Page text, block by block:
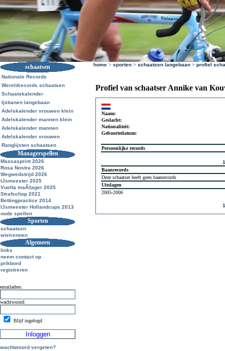
schaatsen
Nationale Records
Wereldrecords schaatsen
Schaatskalender
Ijsbanen langebaan
Adelskalender vrouwen klein
Adelskalender mannen klein
Adelskalender mannen
Adelskalender vrouwen
Ranglijsten schaatsen
Managerspellen
Massasprint 2026
Rosa Nostra 2026
Wegwedstrijd 2026
IJsmeester 2025
Vuelta maÃ±ager 2025
Strafschop 2021
Bettingpractice 2014
IJsmeester Hollandcups 2013
oude spellen
Sporten
schaatsen
wielrennen
Algemeen
links
neem contact op
prikbord
registreren
emailadres:
wachtwoord:
Blijf ingelogd
wachtwoord vergeten?
home > sporten > schaatsen langebaan > profiel
Profiel van schaatser Annike van
Naam:
Geslacht:
Nationaliteit:
Geboortedatum:
Persoonlijke records
Baanrecords
Deze schaatser heeft geen baanrecords
Uitslagen
2005-2006